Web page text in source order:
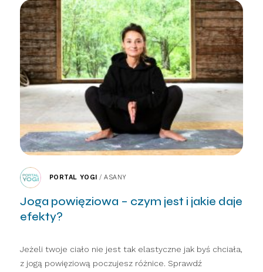
PORTAL YOGI /ASANY
Joga powięziowa – czym jest i jakie daje
efekty?
Jeżeli twoje ciało nie jest tak elastyczne jak byś chciała,
z jogą powięziową poczujesz różnice. Sprawdź